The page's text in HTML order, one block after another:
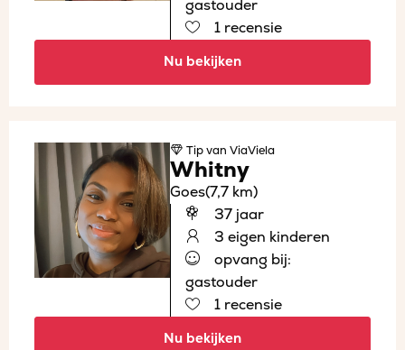
gastouder
1 recensie
Nu bekijken
Tipvan ViaViela
Whitny
Goes(7,7 km)
37 jaar
3 eigen kinderen
opvang bij:
gastouder
1 recensie
Nu bekijken